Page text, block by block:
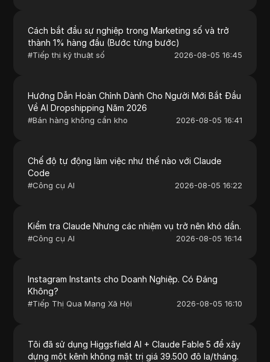
Cách bắt đầu sự nghiệp trong Marketing số và trở
thành 1% hàng đầu (Bước từng bước)
#Tiếp thị kỹ thuật số 2026-08-05 16:45
Hướng Dẫn Hoàn Chỉnh Dành Cho Người Mới Bắt Đầu
Về AI Dropshipping Năm 2026
#Bán hàng không cần kho 2026-08-05 16:41
Chế độ tự động làm việc như thế nào với Claude
Code
#Công cụ AI 2026-08-05 16:22
Kiểm tra Claude Nhưng các nhiệm vụ trở nên khó dần.
#Công cụ AI 2026-08-05 16:14
Instagram Instants cho Doanh Nghiệp. Có Đáng
Không?
#Tiếp Thị Qua Mạng Xã Hội 2026-08-05 16:10
Tôi đã sử dụng Higgsfield AI + Claude Fable 5 để xây
dựng một kênh không mặt trị giá 39.500 đô la/tháng.